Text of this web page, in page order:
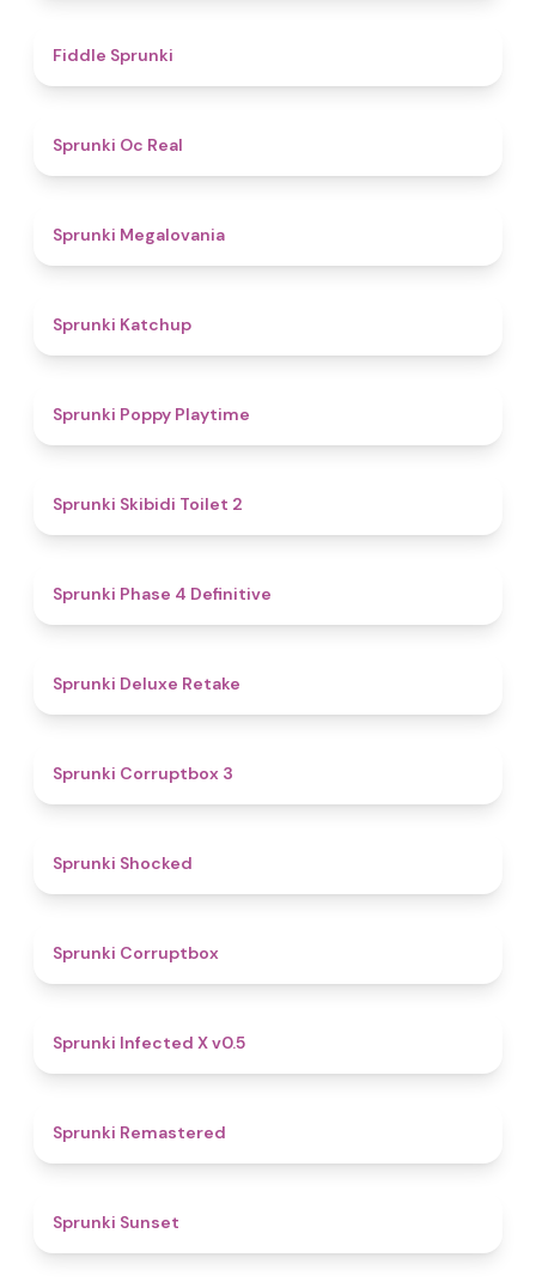
Fiddle Sprunki
Sprunki Oc Real
Sprunki Megalovania
Sprunki Katchup
Sprunki Poppy Playtime
Sprunki Skibidi Toilet 2
Sprunki Phase 4 Definitive
Sprunki Deluxe Retake
Sprunki Corruptbox 3
Sprunki Shocked
Sprunki Corruptbox
Sprunki Infected X v0.5
Sprunki Remastered
Sprunki Sunset